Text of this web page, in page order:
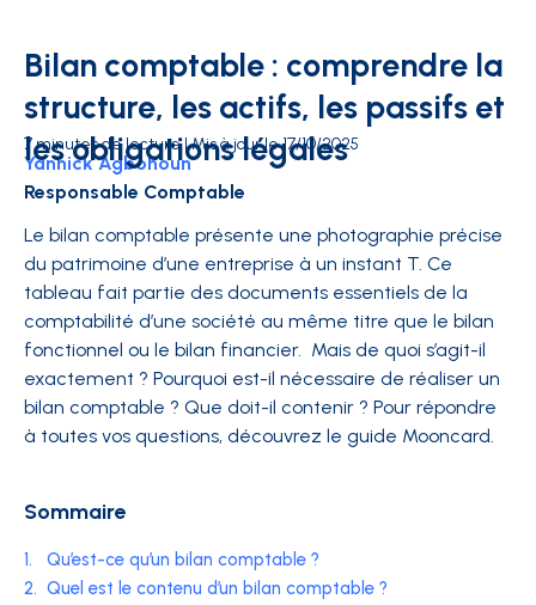
Bilan comptable : comprendre la
structure, les actifs, les passifs et
les obligations légales
7 minutes de lecture | Mis à jour le 17/10/2025
Yannick Agbohoun
Responsable Comptable
Le bilan comptable présente une photographie précise
du patrimoine d’une entreprise à un instant T. Ce
tableau fait partie des documents essentiels de la
comptabilité d’une société au même titre que le bilan
fonctionnel ou le bilan financier. Mais de quoi s’agit-il
exactement ? Pourquoi est-il nécessaire de réaliser un
bilan comptable ? Que doit-il contenir ? Pour répondre
à toutes vos questions, découvrez le guide Mooncard.
Sommaire
1.
Qu’est-ce qu’un bilan comptable ?
2. Quel est le contenu d’un bilan comptable ?